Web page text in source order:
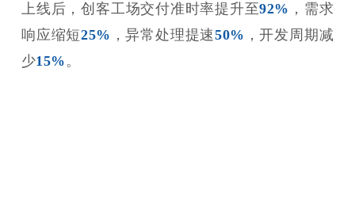
上线后，创客工场交付准时率提升至92% ，需求
响应缩短25% ，异常处理提速50% ，开发周期减
少15% 。